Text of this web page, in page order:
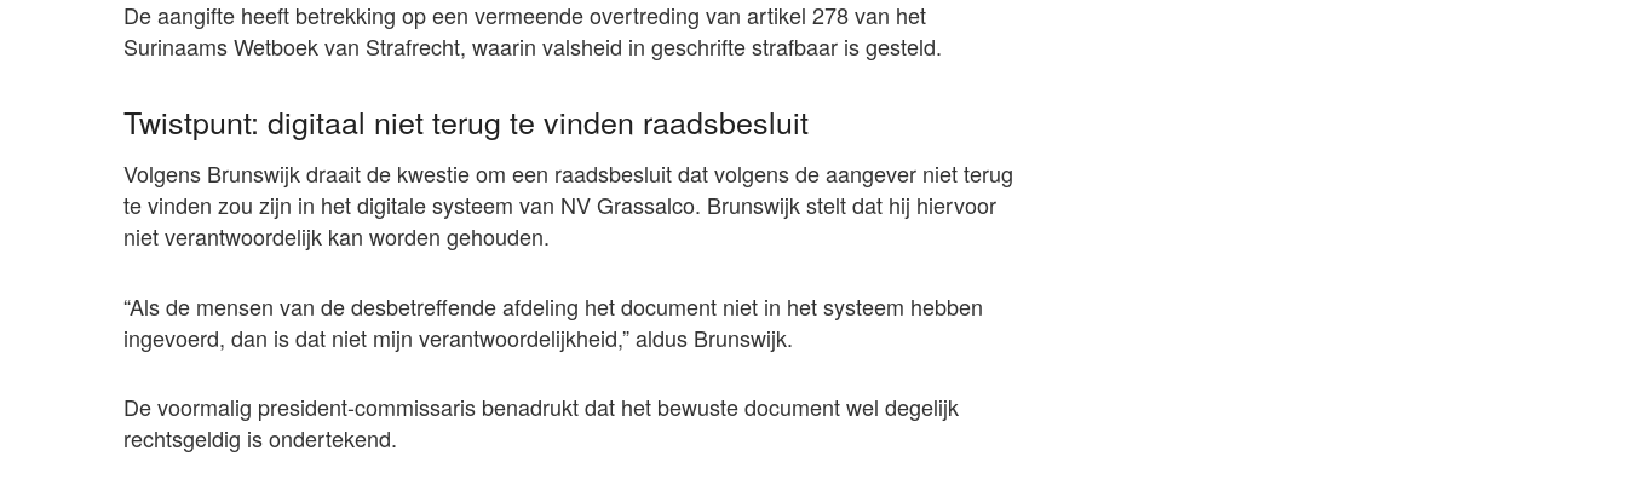
De aangifte heeft betrekking op een vermeende overtreding van artikel 278 van het
Surinaams Wetboek van Strafrecht, waarin valsheid in geschrifte strafbaar is gesteld.
Twistpunt: digitaal niet terug te vinden raadsbesluit
Volgens Brunswijk draait de kwestie om een raadsbesluit dat volgens de aangever niet terug
te vinden zou zijn in het digitale systeem van NV Grassalco. Brunswijk stelt dat hij hiervoor
niet verantwoordelijk kan worden gehouden.
“Als de mensen van de desbetreffende afdeling het document niet in het systeem hebben
ingevoerd, dan is dat niet mijn verantwoordelijkheid,” aldus Brunswijk.
De voormalig president-commissaris benadrukt dat het bewuste document wel degelijk
rechtsgeldig is ondertekend.